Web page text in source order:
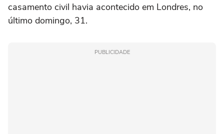
casamento civil havia acontecido em Londres, no
último domingo, 31.
PUBLICIDADE